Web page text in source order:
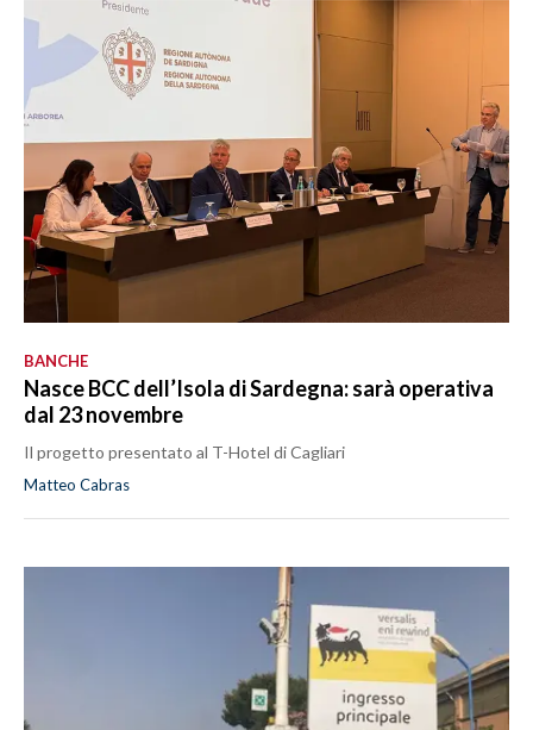
BANCHE
Nasce BCC dell’Isola di Sardegna: sarà operativa
dal 23 novembre
Il progetto presentato al T-Hotel di Cagliari
Matteo Cabras